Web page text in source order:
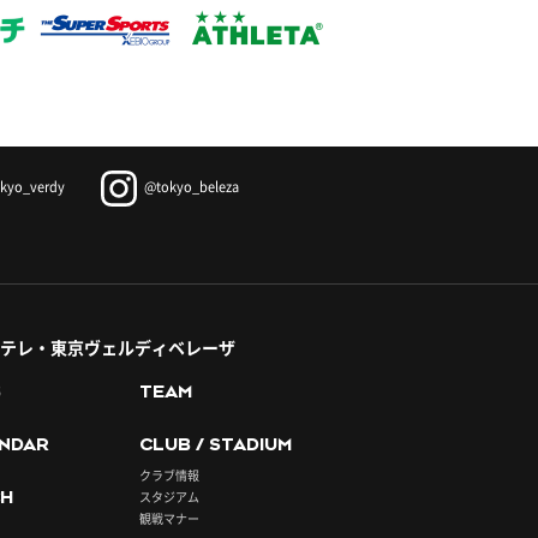
@tokyo_beleza
レ・東京ヴェルディベレーザ
TEAM
CLUB / STADIUM
クラブ情報
スタジアム
観戦マナー